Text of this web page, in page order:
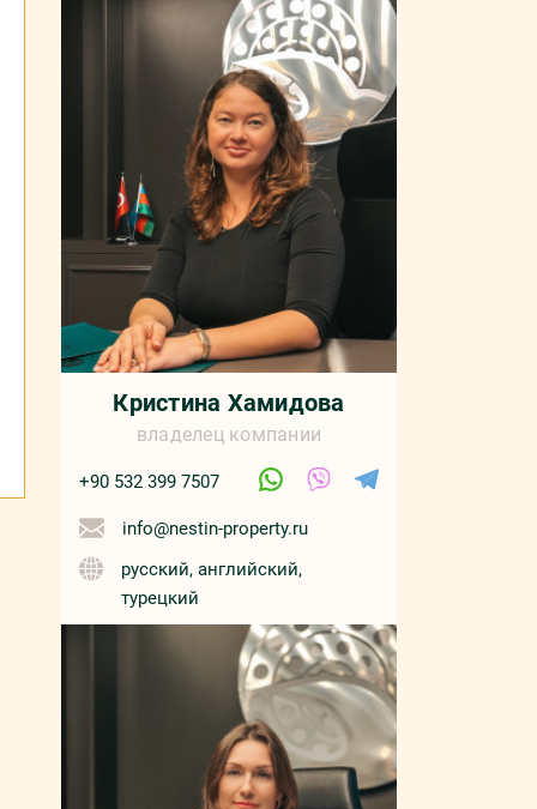
Кристина Хамидова
владелец компании
+90 532 399 7507
info@nestin-property.ru
русский, английский,
турецкий